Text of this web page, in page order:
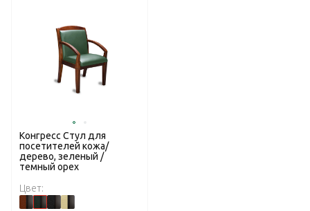
Конгресс Стул для
посетителей кожа/
дерево, зеленый /
темный орех
Цвет: